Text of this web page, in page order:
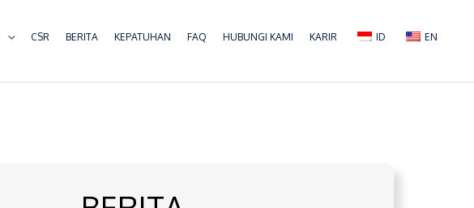
CSR BERITA KEPATUHAN FAQ HUBUNGI KAMI KARIR ID EN